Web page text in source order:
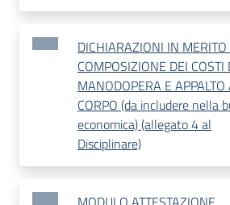
DICHIARAZIONI IN
COMPOSIZIONE DEI COSTI
MANODOPERA E APPALTO
CORPO (da includere nella
economica) (allegato 4 al
Disciplinare)